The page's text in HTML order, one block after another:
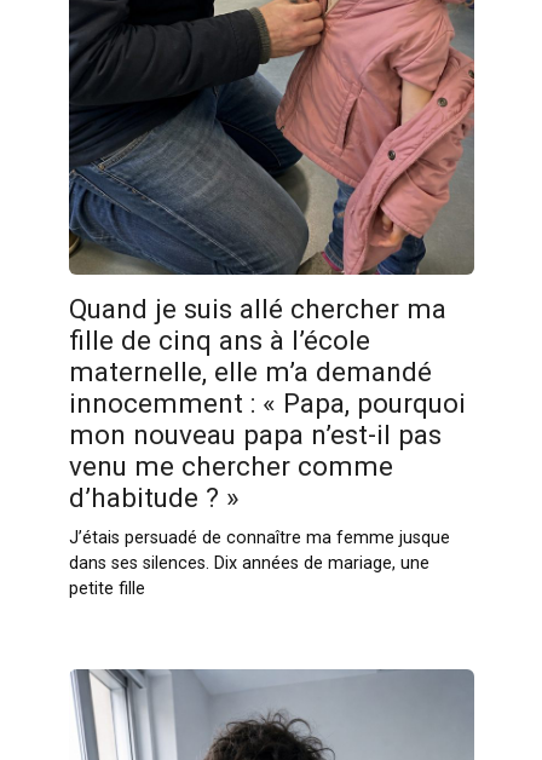
Quand je suis allé chercher ma
fille de cinq ans à l’école
maternelle, elle m’a demandé
innocemment : « Papa, pourquoi
mon nouveau papa n’est-il pas
venu me chercher comme
d’habitude ? »
J’étais persuadé de connaître ma femme jusque
dans ses silences. Dix années de mariage, une
petite fille